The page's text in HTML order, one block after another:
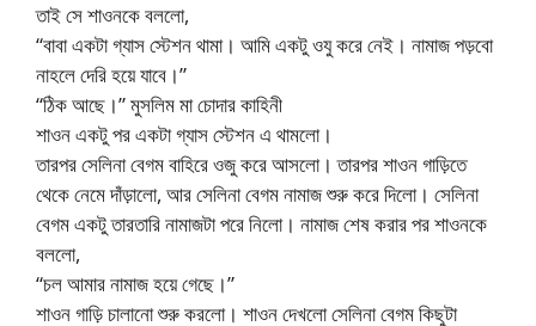
তাই সে শাওনকে বললো,
“বাবা একটা গ্যাস স্টেশন থামা। আমি একটু ওযু করে নেই। নামাজ পড়বো
নাহলে দেরি হয়ে যাবে।”
“ঠিক আছে।” মুসলিম মা চোদার কাহিনী
শাওন একটু পর একটা গ্যাস স্টেশন এ থামলো।
তারপর সেলিনা বেগম বাহিরে ওজু করে আসলো। তারপর শাওন গাড়িতে
থেকে নেমে দাঁড়ালো, আর সেলিনা বেগম নামাজ শুরু করে দিলো। সেলিনা
বেগম একটু তারতারি নামাজটা পরে নিলো। নামাজ শেষ করার পর শাওনকে
বললো,
“চল আমার নামাজ হয়ে গেছে।”
শাওন গাড়ি চালানো শুরু করলো। শাওন দেখলো সেলিনা বেগম কিছুটা